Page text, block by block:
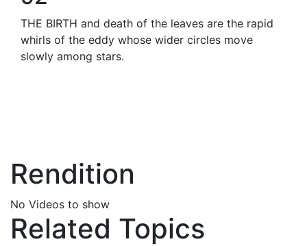
THE BIRTH and death of the leaves are the rapid
whirls of the eddy whose wider circles move
slowly among stars.
Rendition
No Videos to show
Related Topics